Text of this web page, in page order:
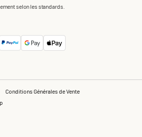
selon les standards.
Conditions Générales de Vente